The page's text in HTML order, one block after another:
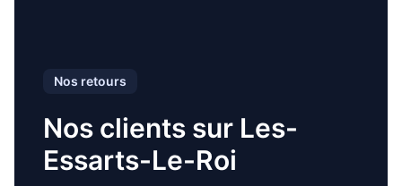
Nos retours
Nos clients sur Les-
Essarts-Le-Roi